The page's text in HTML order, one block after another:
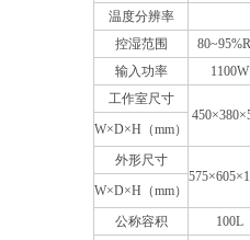
温度分辨率
控湿范围
输入功率
1100W
工作室尺寸
W×D×H（mm）
外形尺寸
W×D×H（mm）
公称容积
100L